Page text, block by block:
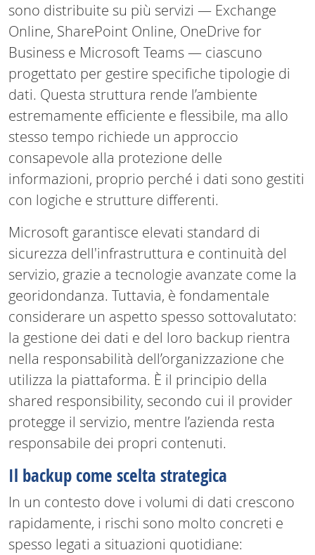
sono distribuite su più servizi — Exchange
Online, SharePoint Online, OneDrive for
Business e Microsoft Teams — ciascuno
progettato per gestire specifiche tipologie di
dati. Questa struttura rende l’ambiente
estremamente efficiente e flessibile, ma allo
stesso tempo richiede un approccio
consapevole alla protezione delle
informazioni, proprio perché i dati sono gestiti
con logiche e strutture differenti.
Microsoft garantisce elevati standard di
sicurezza dell'infrastruttura e continuità del
servizio, grazie a tecnologie avanzate come la
georidondanza. Tuttavia, è fondamentale
considerare un aspetto spesso sottovalutato:
la gestione dei dati e del loro backup rientra
nella responsabilità dell’organizzazione che
utilizza la piattaforma. È il principio della
shared responsibility, secondo cui il provider
protegge il servizio, mentre l’azienda resta
responsabile dei propri contenuti.
Il backup come scelta strategica
In un contesto dove i volumi di dati crescono
rapidamente, i rischi sono molto concreti e
spesso legati a situazioni quotidiane: